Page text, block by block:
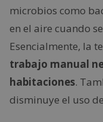
microbios como
en el aire cuando
Esencialmente, la
trabajo manual
habitaciones.
disminuye el uso